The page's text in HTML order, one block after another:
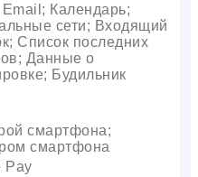
Email; Календарь;
сети; Входящий
Список последних
Данные о
Будильник
смартфона;
смартфона
Pay